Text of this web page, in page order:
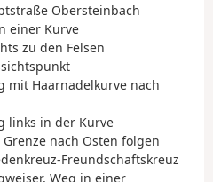
Obersteinbach
einer Kurve
zu den Felsen
mit Haarnadelkurve nach
links in der Kurve
nach Osten folgen
Freundschaftskreuz
Weg in einer